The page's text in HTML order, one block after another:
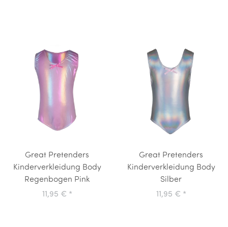
Great Pretenders
Kinderverkleidung Body
Regenbogen Pink
11,95 € *
Great Pretenders
Kinderverkleidung Body
Silber
11,95 € *